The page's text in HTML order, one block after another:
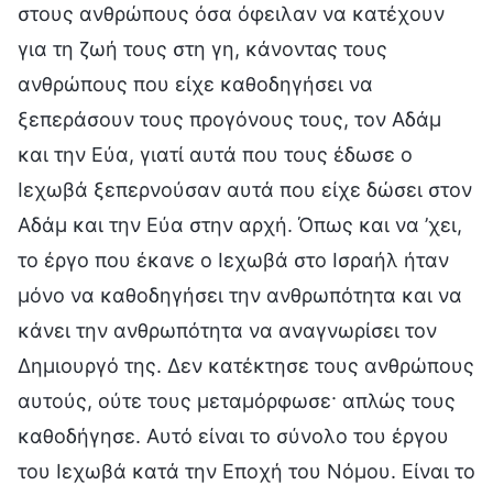
στους ανθρώπους όσα όφειλαν να κατέχουν
για τη ζωή τους στη γη, κάνοντας τους
ανθρώπους που είχε καθοδηγήσει να
ξεπεράσουν τους προγόνους τους, τον Αδάμ
και την Εύα, γιατί αυτά που τους έδωσε ο
Ιεχωβά ξεπερνούσαν αυτά που είχε δώσει στον
Αδάμ και την Εύα στην αρχή. Όπως και να ’χει,
το έργο που έκανε ο Ιεχωβά στο Ισραήλ ήταν
μόνο να καθοδηγήσει την ανθρωπότητα και να
κάνει την ανθρωπότητα να αναγνωρίσει τον
Δημιουργό της. Δεν κατέκτησε τους ανθρώπους
αυτούς, ούτε τους μεταμόρφωσε· απλώς τους
καθοδήγησε. Αυτό είναι το σύνολο του έργου
του Ιεχωβά κατά την Εποχή του Νόμου. Είναι το